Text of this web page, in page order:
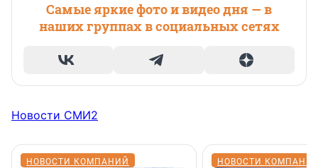
Самые яркие фото и видео дня — в
наших группах в социальных сетях
Новости СМИ2
НОВОСТИ КОМПАНИЙ НОВОСТИ